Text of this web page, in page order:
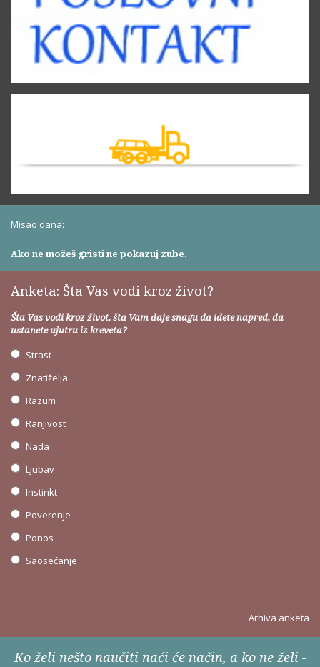
Misao dana:
Ako ne možeš gristi ne pokazuj zube.
Anketa: Šta Vas vodi kroz život?
Šta Vas vodi kroz život, šta Vam daje snagu da idete napred, da
ustanete ujutru iz kreveta?
Strast
Znatiželja
Razum
Ranjivost
Nada
Ljubav
Instinkt
Poverenje
Ponos
Saosećanje
Arhiva anketa
Ko želi nešto naučiti naći će način, a ko ne želi -